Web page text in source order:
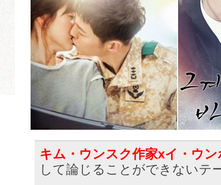
キム・ウンスク作家xイ・ウ
して論じることができないテ